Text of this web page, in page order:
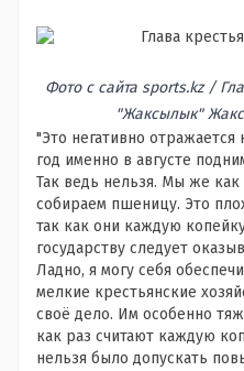
Фото с сайта sports.kz /
"Жаксылык"
"Это негативно
год именно в августе
Так ведь нельзя. Мы же как
собираем пшеницу. Это
так как они каждую
государству следует
Ладно, я могу себя
мелкие крестьянские
своё дело. Им особенно
как раз считают каждую
нельзя было допускать